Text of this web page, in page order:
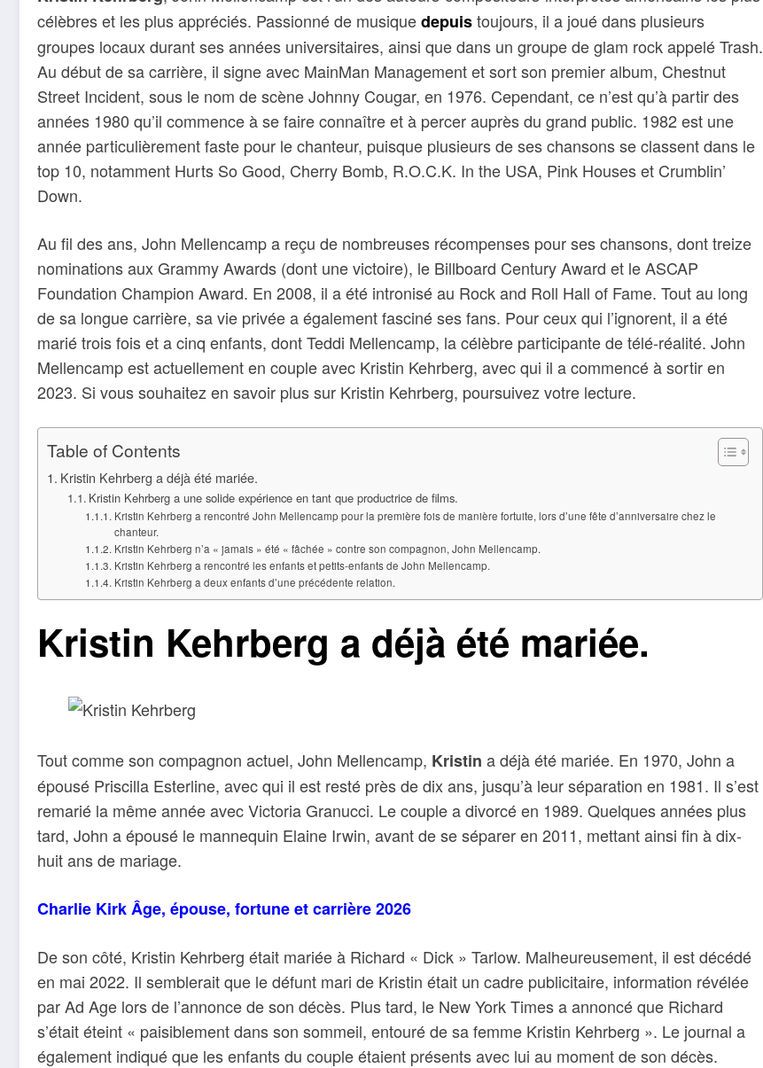
célèbres et les plus appréciés. Passionné de musiquedepuistoujours, il a joué dans plusieurs
groupes locaux durant ses années universitaires, ainsi que dans un groupe de glam rock appelé Trash.
Au début de sa carrière, il signe avec MainMan Management et sort son premier album, Chestnut
Street Incident, sous le nom de scène Johnny Cougar, en 1976. Cependant, ce n’est qu’à partir des
années 1980 qu’il commence à se faire connaître et à percer auprès du grand public. 1982 est une
année particulièrement faste pour le chanteur, puisque plusieurs de ses chansons se classent dans le
top 10, notamment Hurts So Good, Cherry Bomb, R.O.C.K. In the USA, Pink Houses et Crumblin’
Down.
Au fil des ans, John Mellencamp a reçu de nombreuses récompenses pour ses chansons, dont treize
nominations aux Grammy Awards (dont une victoire), le Billboard Century Award et le ASCAP
Foundation Champion Award. En 2008, il a été intronisé au Rock and Roll Hall of Fame. Tout au long
de sa longue carrière, sa vie privée a également fasciné ses fans. Pour ceux qui l’ignorent, il a été
marié trois fois et a cinq enfants, dont Teddi Mellencamp, la célèbre participante de télé-réalité. John
Mellencamp est actuellement en couple avec Kristin Kehrberg, avec qui il a commencé à sortir en
2023. Si vous souhaitez en savoir plus sur Kristin Kehrberg, poursuivez votre lecture.
Table of Contents
Kristin Kehrberg a déjà été mariée.
Kristin Kehrberg a une solide expérience en tant que productrice de films.
Kristin Kehrberg a rencontré John Mellencamp pour la première fois de manière fortuite, lors d’une fête d’anniversaire chez le
chanteur.
Kristin Kehrberg n’a « jamais » été « fâchée » contre son compagnon, John Mellencamp.
Kristin Kehrberg a rencontré les enfants et petits-enfants de John Mellencamp.
Kristin Kehrberg a deux enfants d’une précédente relation.
Kristin Kehrberg a déjà été mariée.
Tout comme son compagnon actuel, John Mellencamp, Kristin a déjà été mariée. En 1970, John a
épousé Priscilla Esterline, avec qui il est resté près de dix ans, jusqu’à leur séparation en 1981. Il s’est
remarié la même année avec Victoria Granucci. Le couple a divorcé en 1989. Quelques années plus
tard, John a épousé le mannequin Elaine Irwin, avant de se séparer en 2011, mettant ainsi fin à dix-
huit ans de mariage.
Charlie Kirk Âge, épouse, fortune et carrière 2026
De son côté, Kristin Kehrberg était mariée à Richard « Dick » Tarlow. Malheureusement, il est décédé
en mai 2022. Il semblerait que le défunt mari de Kristin était un cadre publicitaire, information révélée
par Ad Age lors de l’annonce de son décès. Plus tard, le New York Times a annoncé que Richard
s’était éteint « paisiblement dans son sommeil, entouré de sa femme Kristin Kehrberg ». Le journal a
également indiqué que les enfants du couple étaient présents avec lui au moment de son décès.